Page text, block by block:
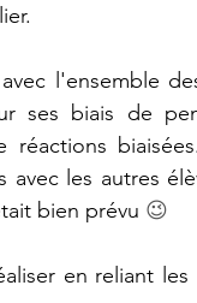
l'ensemble
ses biais de
réactions
les autres
bien prévu 😉
en reliant